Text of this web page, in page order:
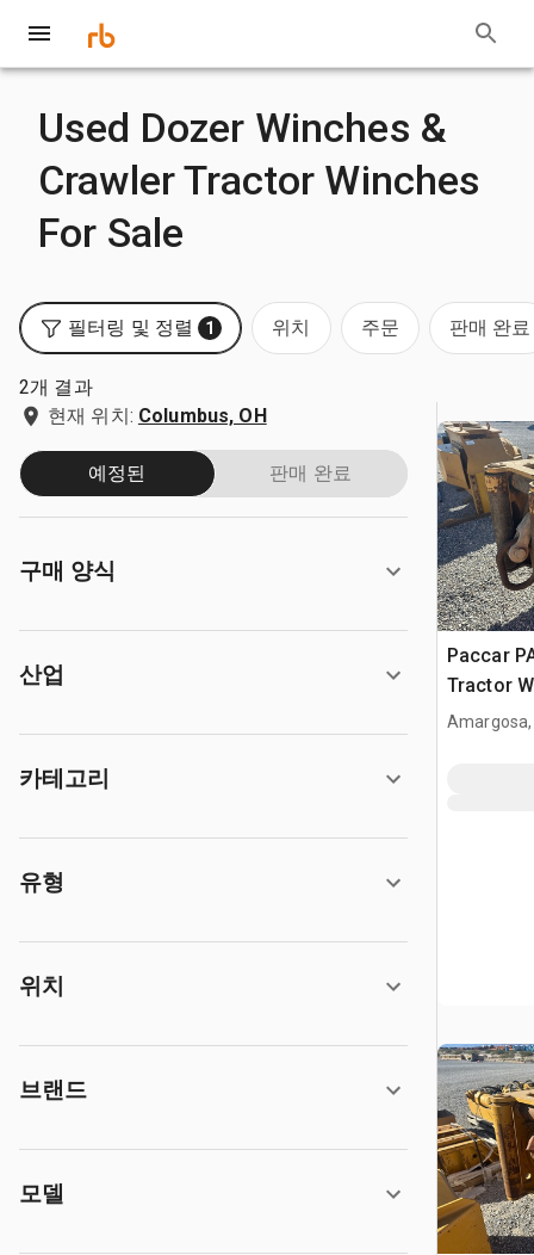
Used Dozer Winches &
Crawler Tractor Winches
For Sale
필터링 및 정렬 1 위치 주문 판매 완료
2개 결과
현재 위치: Columbus, OH
예정된 판매 완료
구매 양식
산업
카테고리
유형
위치
브랜드
모델
Paccar
Tractor
Amargosa,